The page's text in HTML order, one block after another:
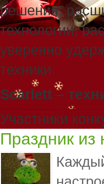
решения,
технологии,
уверенно
техники.
Scarlett –
Участники
Праздник из